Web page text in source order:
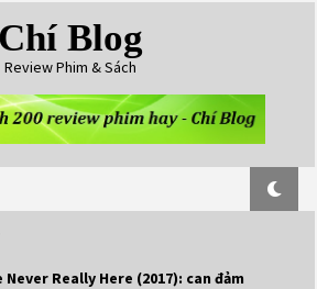
Chí Blog
Review Phim & Sách
Really Here (2017): can đảm